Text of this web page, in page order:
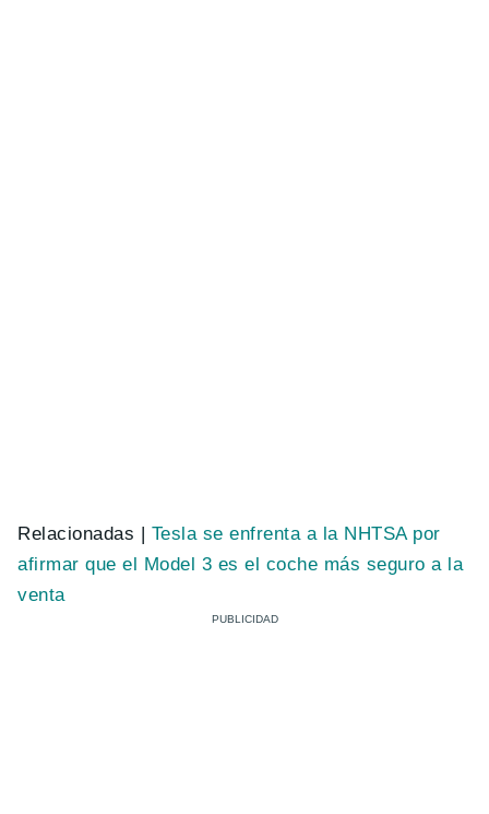
Relacionadas | Tesla se enfrenta a la NHTSA por
afirmar que el Model 3 es el coche más seguro a la
venta